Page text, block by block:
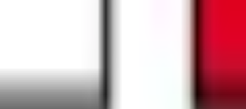
まっている場合や病院の都合などにより実際に予約